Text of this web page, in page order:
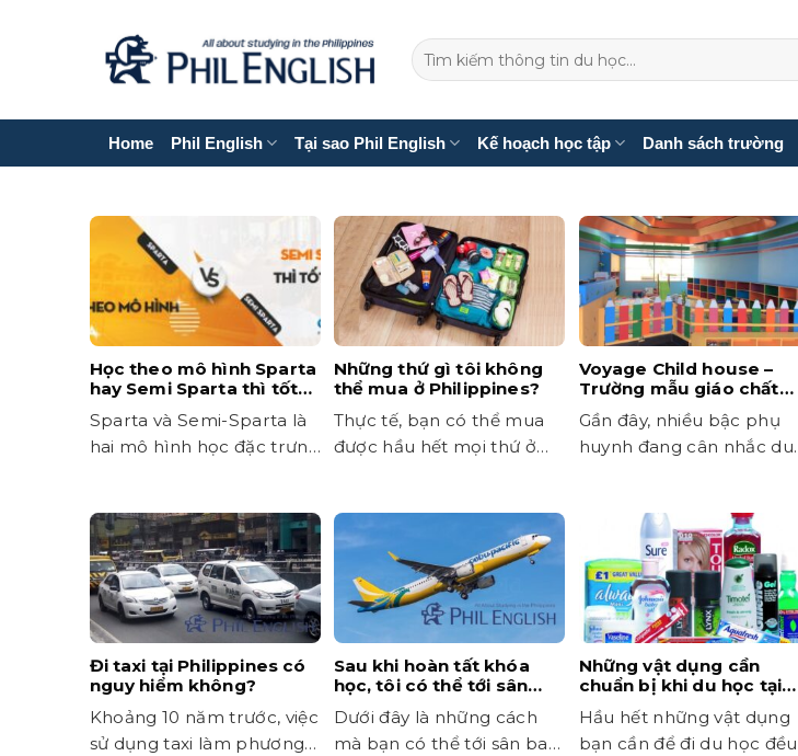
Home Phil English Tại sao Phil English Kế hoạch học tập Danh sách trường
Học theo mô hình Sparta
hay Semi Sparta thì tốt
Sparta và Semi-Sparta là
hai mô hình học đặc trưng
Những thứ gì tôi không
thể mua ở Philippines?
Thực tế, bạn có thể mua
được hầu hết mọi thứ ở
Voyage Child house –
Trường mẫu giáo chất
lượng Nhật Bản
Gần đây, nhiều bậc phụ
huynh đang cân nhắc du
Đi taxi tại Philippines có
nguy hiểm không?
Khoảng 10 năm trước, việc
sử dụng taxi làm phương
Sau khi hoàn tất khóa
học, tôi có thể tới sân
nào?
Dưới đây là những cách
mà bạn có thể tới sân bay
Những vật dụng cần
chuẩn bị khi du học tại
Philippines
Hầu hết những vật dụng
bạn cần để đi du học đều